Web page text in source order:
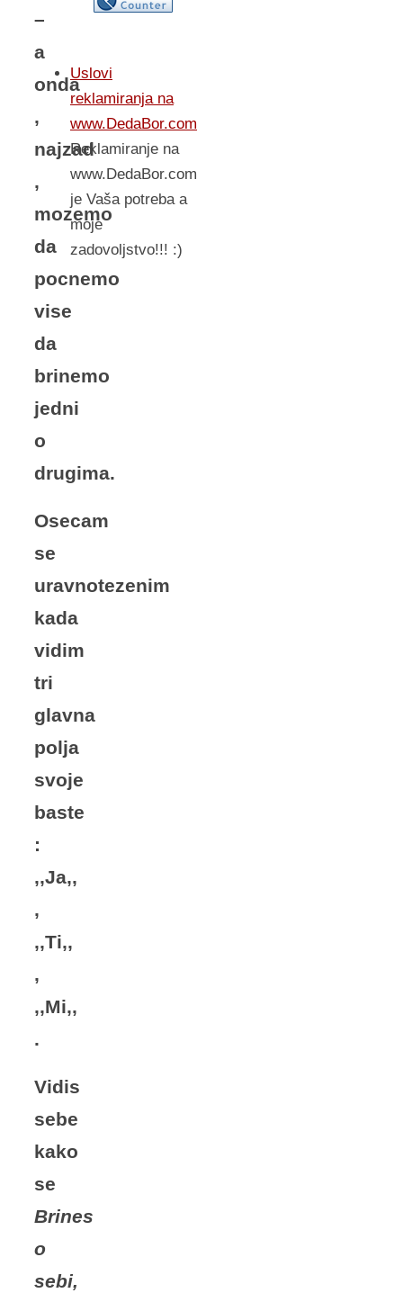
–
a
onda
,
najzad
,
mozemo
da
pocnemo
vise
da
brinemo
jedni
o
drugima.
Osecam
se
uravnotezenim
kada
vidim
tri
glavna
polja
svoje
baste
:
,,Ja,,
,
,,Ti,,
,
,,Mi,,
.
Vidis
sebe
kako
se
Brines
o
sebi,
Uslovi
reklamiranja na
www.DedaBor.com
Reklamiranje na
www.DedaBor.com
je Vaša potreba a
moje
zadovoljstvo!!! :)